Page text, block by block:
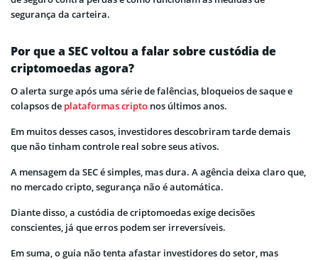
segurança da carteira.
Por que a SEC voltou a falar sobre custódia de
criptomoedas agora?
O alerta surge após uma série de falências, bloqueios de saque e
colapsos de plataformas cripto nos últimos anos.
Em muitos desses casos, investidores descobriram tarde demais
que não tinham controle real sobre seus ativos.
A mensagem da SEC é simples, mas dura. A agência deixa claro que,
no mercado cripto, segurança não é automática.
Diante disso, a custódia de criptomoedas exige decisões
conscientes, já que erros podem ser irreversíveis.
Em suma, o guia não tenta afastar investidores do setor, mas